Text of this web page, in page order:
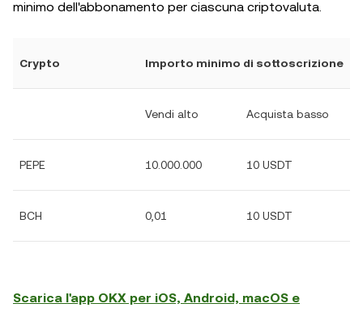
minimo dell'abbonamento per ciascuna criptovaluta.
Crypto Importo minimo di sottoscrizione
Vendi alto Acquista basso
PEPE 10.000.000 10 USDT
BCH 0,01 10 USDT
Scarica l'app OKX per iOS, Android, macOS e